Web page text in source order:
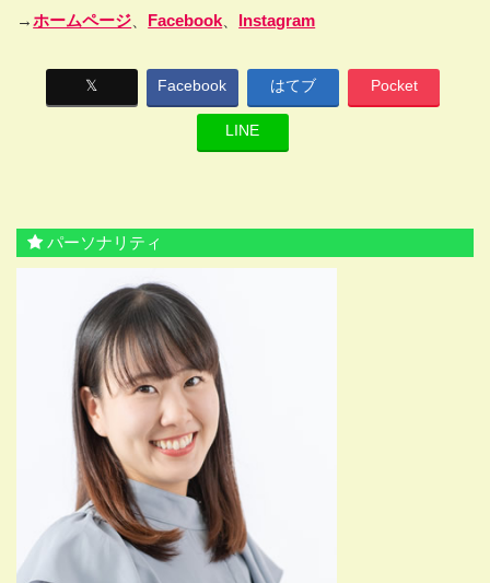
→ホームページ Facebook Instagram
𝕏 Facebook はてブ Pocket
LINE
パーソナリティ